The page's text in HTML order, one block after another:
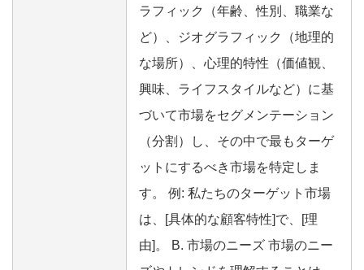
ラフィック（年齢、性別、職業な
ど）、ジオグラフィック（地理的
な場所）、心理的特性（価値観、
興味、ライフスタイルなど）に基
づいて市場をセグメンテーション
（分割）し、その中で最もターゲ
ットにするべき市場を特定しま
す。 例: 私たちのターゲット市場
は、[具体的な顧客特性]で、[理
由]。 B. 市場のニーズ 市場のニー